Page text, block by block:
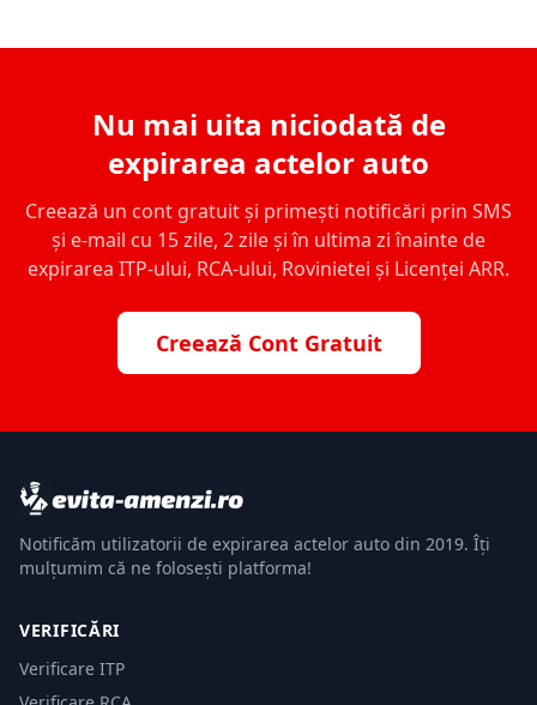
Nu mai uita niciodată de
expirarea actelor auto
Creează un cont gratuit și primești notificări prin SMS
și e-mail cu 15 zile, 2 zile și în ultima zi înainte de
expirarea ITP-ului, RCA-ului, Rovinietei și Licenței ARR.
Creează Cont Gratuit
Notificăm utilizatorii de expirarea actelor auto din 2019. Îți
mulțumim că ne folosești platforma!
VERIFICĂRI
Verificare ITP